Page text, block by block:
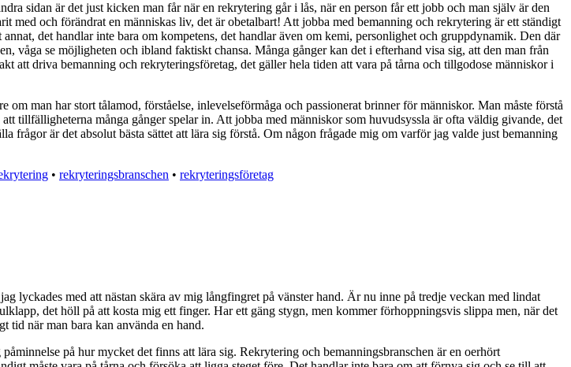
sidan är det just kicken man får när en rekrytering går i lås, när en person får ett jobb och man själv är den
med och förändrat en människas liv, det är obetalbart! Att jobba med bemanning och rekrytering är ett ständigt
det handlar inte bara om kompetens, det handlar även om kemi, personlighet och gruppdynamik. Den där
våga se möjligheten och ibland faktiskt chansa. Många gånger kan det i efterhand visa sig, att den man från
att driva bemanning och rekryteringsföretag, det gäller hela tiden att vara på tårna och tillgodose människor i
man har stort tålamod, förståelse, inlevelseförmåga och passionerat brinner för människor. Man måste förstå
tillfälligheterna många gånger spelar in. Att jobba med människor som huvudsyssla är ofta väldig givande, det
frågor är det absolut bästa sättet att lära sig förstå. Om någon frågade mig om varför jag valde just bemanning
• rekryteringsbranschen • rekryteringsföretag
lyckades med att nästan skära av mig långfingret på vänster hand. Är nu inne på tredje veckan med lindat
det höll på att kosta mig ett finger. Har ett gäng stygn, men kommer förhoppningsvis slippa men, när det
tid när man bara kan använda en hand.
på hur mycket det finns att lära sig. Rekrytering och bemanningsbranschen är en oerhört